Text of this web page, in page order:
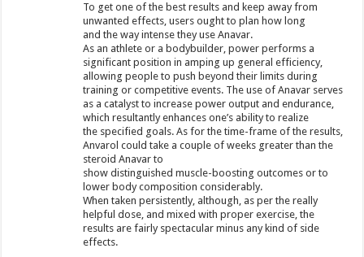
To get one of the best results and keep away from
unwanted effects, users ought to plan how long
and the way intense they use Anavar.
As an athlete or a bodybuilder, power performs a
significant position in amping up general efficiency,
allowing people to push beyond their limits during
training or competitive events. The use of Anavar serves
as a catalyst to increase power output and endurance,
which resultantly enhances one’s ability to realize
the specified goals. As for the time-frame of the results,
Anvarol could take a couple of weeks greater than the
steroid Anavar to
show distinguished muscle-boosting outcomes or to
lower body composition considerably.
When taken persistently, although, as per the really
helpful dose, and mixed with proper exercise, the
results are fairly spectacular minus any kind of side
effects.